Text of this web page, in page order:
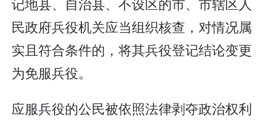
民政府兵役机关应当组织核查，对情况属
实且符合条件的，将其兵役登记结论变更
为免服兵役。
应服兵役的公民被依照法律剥夺政治权利